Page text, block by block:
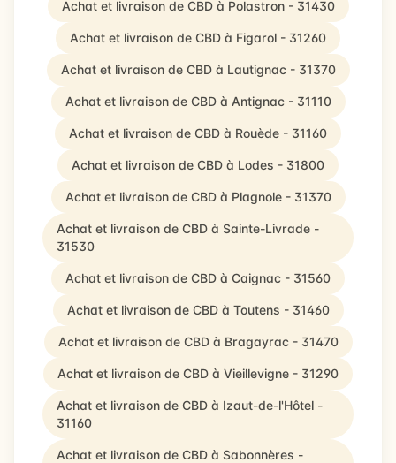
Achat et livraison de CBD à Polastron - 31430
Achat et livraison de CBD à Figarol - 31260
Achat et livraison de CBD à Lautignac - 31370
Achat et livraison de CBD à Antignac - 31110
Achat et livraison de CBD à Rouède - 31160
Achat et livraison de CBD à Lodes - 31800
Achat et livraison de CBD à Plagnole - 31370
Achat et livraison de CBD à Sainte-Livrade -
31530
Achat et livraison de CBD à Caignac - 31560
Achat et livraison de CBD à Toutens - 31460
Achat et livraison de CBD à Bragayrac - 31470
Achat et livraison de CBD à Vieillevigne - 31290
Achat et livraison de CBD à Izaut-de-l'Hôtel -
31160
Achat et livraison de CBD à Sabonnères -